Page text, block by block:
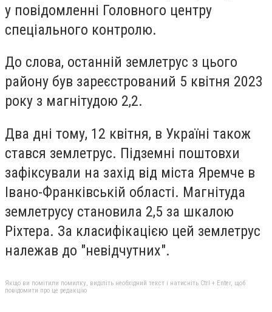
у повідомленні Головного центру
спеціального контролю.
До слова, останній землетрус з цього
району був зареєстрований 5 квітня 2023
року з магнітудою 2,2.
Два дні тому, 12 квітня, в Україні також
стався землетрус. Підземні поштовхи
зафіксували на захід від міста Яремче в
Івано-Франківській області. Магнітуда
землетрусу становила 2,5 за шкалою
Ріхтера. За класифікацією цей землетрус
належав до "невідчутних".
Якщо ви помітили помилку, виділіть необхідний текст і натисніть Ctrl + Enter, щоб
повідомити про це редакцію